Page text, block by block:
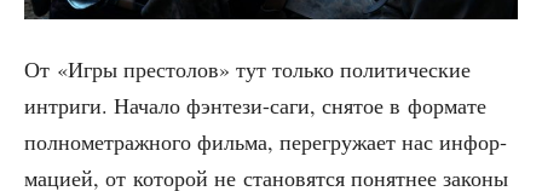
От «Игры пре­сто­лов» тут толь­ко поли­ти­че­ские
интри­ги. Нача­ло фэн­те­зи-саги, сня­тое в фор­ма­те
пол­но­мет­раж­но­го филь­ма, пере­гру­жа­ет нас инфор­
ма­ци­ей, от кото­рой не ста­но­вят­ся понят­нее зако­ны